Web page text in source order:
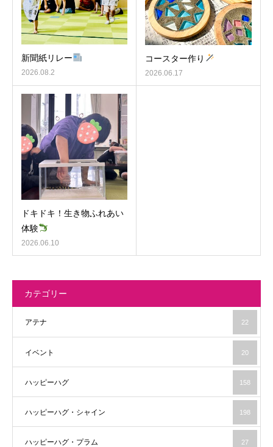
新聞紙リレー
2026.08.2
コースター作り
2026.06.17
ドキドキ！生き物ふれあい
体験
2026.06.10
カテゴリー
アテナ 22
イベント 20
ハッピーハグ 158
ハッピーハグ・シャイン 198
ハッピーハグ・プラム 27